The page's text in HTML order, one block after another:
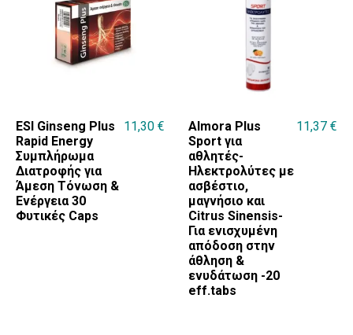
ESI Ginseng Plus
Rapid Energy
Συμπλήρωμα
Διατροφής για
Άμεση Τόνωση &
Ενέργεια 30
Φυτικές Caps
11,30 €
Αlmora Plus
Sport για
αθλητές-
Ηλεκτρολύτες με
ασβέστιο,
μαγνήσιο και
Citrus Sinensis-
Για ενισχυμένη
απόδοση στην
άθληση &
ενυδάτωση -20
eff.tabs
11,37 €